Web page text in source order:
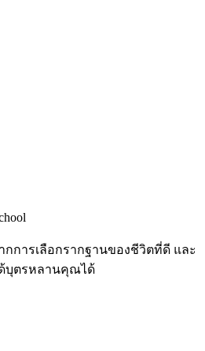
กการเลือกรากฐานของชีวิตที่ดี และ
บุตรหลานคุณได้